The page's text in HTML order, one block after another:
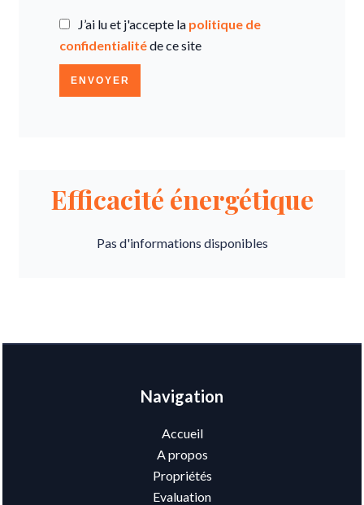
J’ai lu et j'accepte la politique de
confidentialitéde ce site
ENVOYER
Efficacité énergétique
Pas d'informations disponibles
Navigation
Accueil
A propos
Propriétés
Evaluation